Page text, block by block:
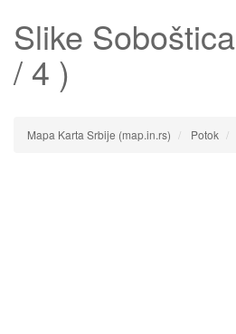
Slike Soboštica
/ 4 )
Mapa Karta Srbije (map.in.rs) Potok